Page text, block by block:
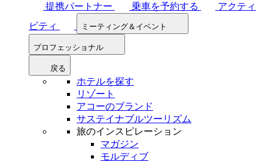
提携パートナー
乗車を予約する
アクティ
ビティ
ミーティング＆イベント
プロフェッショナル
戻る
ホテルを探す
リゾート
アコーのブランド
サステイナブルツーリズム
旅のインスピレーション
マガジン
モルディブ